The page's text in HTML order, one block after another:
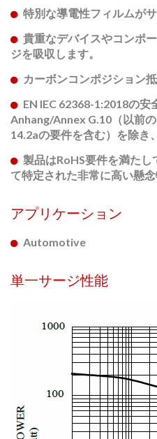
特別な導電性フィルムが
貴重なデバイスやコンポ
ジを吸収します。
カーボンコンポジション
EN IEC 62368-1:2018の安
Anhang/Annex G.10（以前の
14.2aの要件を含む）を除き
製品はRoHS要件を満た
て特定された非常に高い懸念
アプリケーション
Automotive
単一サージ性能